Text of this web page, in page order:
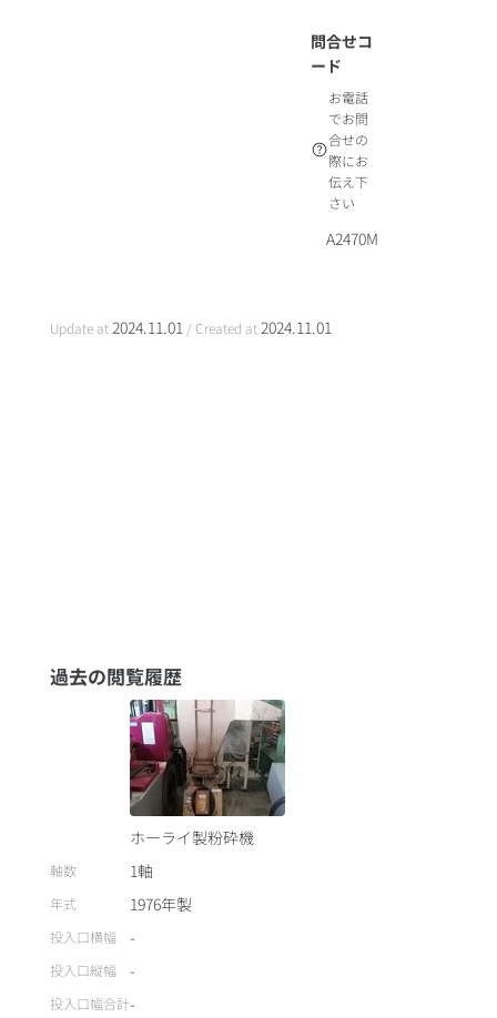
問合せコ
ード
お電話
でお問
合せの
際にお
伝え下
さい
A2470M
Update at2024.11.01 / Created at2024.11.01
過去の閲覧履歴
ホーライ製粉砕機
軸数 1軸
年式 1976年製
投入口横幅 -
投入口縦幅 -
投入口幅合計-